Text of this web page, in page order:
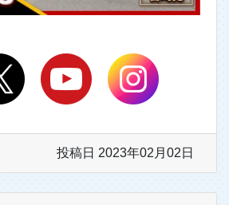
投稿日 2023年02月02日